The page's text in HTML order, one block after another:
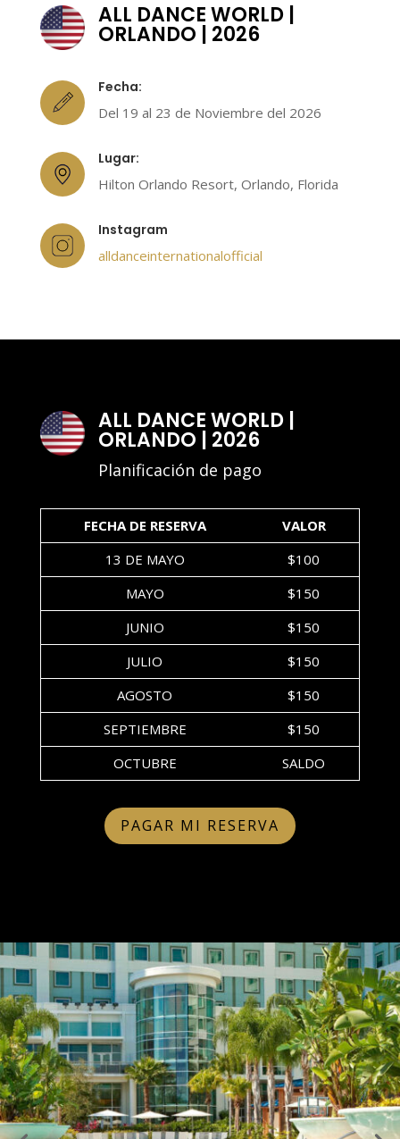
ALL DANCE WORLD |
ORLANDO | 2026
Fecha:
Del 19 al 23 de Noviembre del 2026
Lugar:
Hilton Orlando Resort, Orlando, Florida
Instagram
alldanceinternationalofficial
ALL DANCE WORLD |
ORLANDO | 2026
Planificación de pago
FECHA DE RESERVA
VALOR
13 DE MAYO
$100
MAYO
$150
JUNIO
$150
JULIO
$150
AGOSTO
$150
SEPTIEMBRE
$150
OCTUBRE
SALDO
PAGAR MI RESERVA